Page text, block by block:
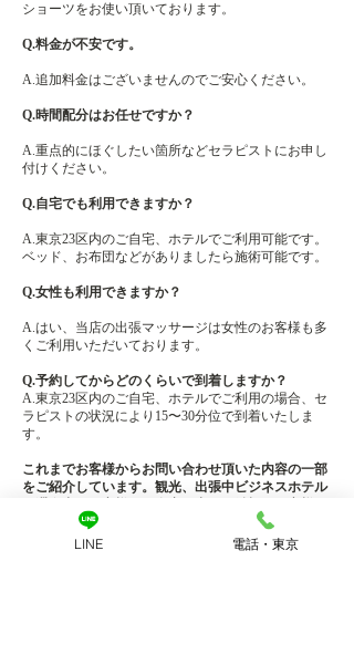
ショーツをお使い頂いております。
Q.料金が不安です。
​A.追加料金はございませんのでご安心ください。
Q.時間配分はお任せですか？
​A.重点的にほぐしたい箇所などセラピストにお申し
付けください。
Q.自宅でも利用できますか？
​A.東京23区内のご自宅、ホテルでご利用可能です。
ベッド、お布団などがありましたら施術可能です。
Q.女性も利用できますか？
A.はい、当店の出張マッサージは女性のお客様も多
くご利用いただいております。
Q.予約してからどのくらいで到着しますか？
A.東京23区内のご自宅、ホテルでご利用の場合、セ
ラピストの状況により15〜30分位で到着いたしま
す。
これまでお客様からお問い合わせ頂いた内容の一部
をご紹介しています。観光、出張中ビジネスホテル
​男性、女性の多くのお客様に幅広くご利用頂いてお
ります。ご不明な点などはお気軽にお電話、LINE
LINE 電話・東京